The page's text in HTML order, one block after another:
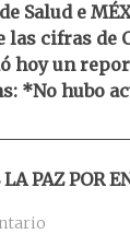
Salud e
cifras de
hoy un
: *No hubo
PAZ POR